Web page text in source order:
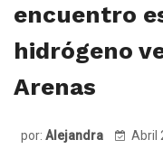
encuentro
hidrógeno
Arenas
por: Alejandra Abril